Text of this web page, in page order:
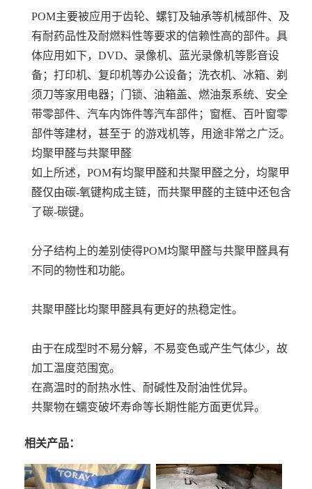
POM主要被应用于齿轮、螺钉及轴承等机械部件、及
有耐药品性及耐燃料性等要求的信赖性高的部件。具
体应用如下，DVD、录像机、蓝光录像机等影音设
备；打印机、复印机等办公设备；洗衣机、冰箱、剃
须刀等家用电器；门锁、油箱盖、燃油泵系统、安全
带零部件、汽车内饰件等汽车部件；窗框、百叶窗零
部件等建材，甚至于 的游戏机等，用途非常之广泛。
均聚甲醛与共聚甲醛
如上所述，POM有均聚甲醛和共聚甲醛之分，均聚甲
醛仅由碳-氧键构成主链，而共聚甲醛的主链中还包含
了碳-碳键。
分子结构上的差别使得POM均聚甲醛与共聚甲醛具有
不同的物性和功能。
共聚甲醛比均聚甲醛具有更好的热稳定性。
由于在成型时不易分解，不易变色或产生气体少，故
加工温度范围宽。
在高温时的耐热水性、耐碱性及耐油性优异。
共聚物在蠕变破坏寿命等长期性能方面更优异。
相关产品：